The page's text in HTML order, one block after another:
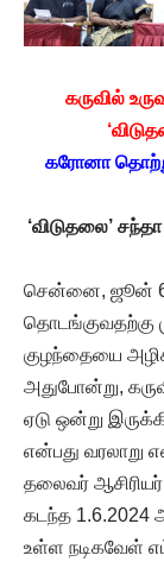
கருவில்
கரோனா
‘விடுதலை’
சென்னை, ஜூன் 6
தொடங்குவதற்கு
குழந்தையை
அதுபோன்று,
ஏடு ஒன்று
என்பது வரலாறு
தலைவர்
கடந்த 1.6.2024
உள்ள நடிகவேள்